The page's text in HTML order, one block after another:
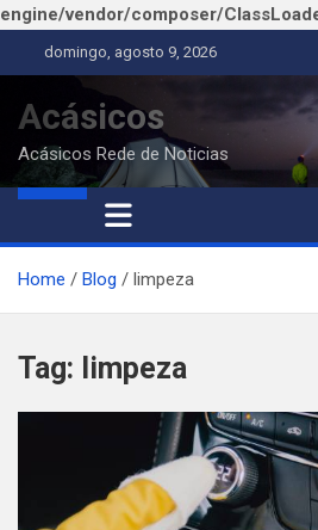
engine/vendor/composer/
to
content
domingo, agosto 9, 2026
Acásicos
Acásicos Rede de Noticias
Home Blog limpeza
Tag: limpeza